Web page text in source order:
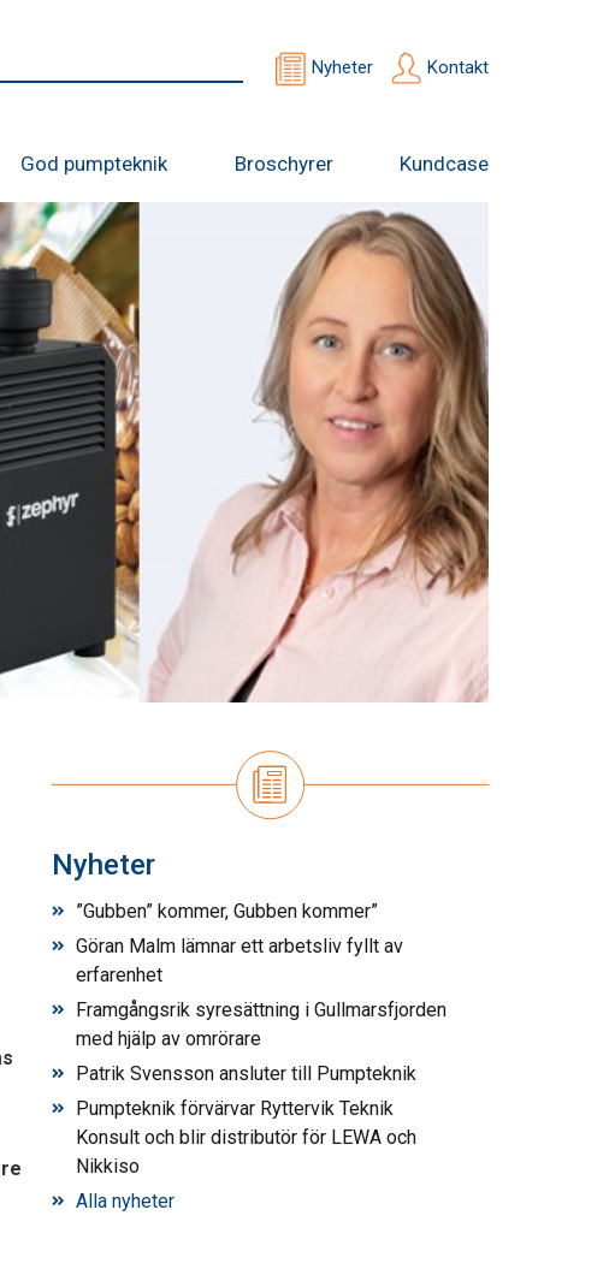
Nyheter Kontakt
God pumpteknik Broschyrer Kundcase
Nyheter
”Gubben” kommer, Gubben kommer”
Göran Malm lämnar ett arbetsliv fyllt av
erfarenhet
Framgångsrik syresättning i Gullmarsfjorden
med hjälp av omrörare
Patrik Svensson ansluter till Pumpteknik
Pumpteknik förvärvar Ryttervik Teknik
Konsult och blir distributör för LEWA och
Nikkiso
Alla nyheter